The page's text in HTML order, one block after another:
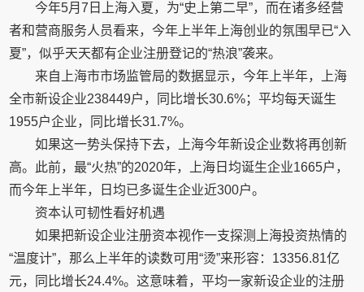
今年5月7日上海入夏，为“史上第二早”，而在诸多经营
者和营商服务人员看来，今年上半年上海创业的氛围早已“入
夏”，似乎天天都有企业注册登记的“热浪”袭来。
来自上海市市场监管局的数据显示，今年上半年，上海
全市新设企业238449户，同比增长30.6%；平均每天诞生
1955户企业，同比增长31.7%。
如果这一势头保持下去，上海今年新设企业数将再创新
高。此前，最“火热”的2020年，上海日均诞生企业1665户，
而今年上半年，日均已多诞生企业近300户。
资本认可韧性看好机遇
如果把新设企业注册资本视作一支探测上海投资热情的
“温度计”，那么上半年的读数可用“烫”来形容：13356.81亿
元，同比增长24.4%。这意味着，平均一家新设企业的注册